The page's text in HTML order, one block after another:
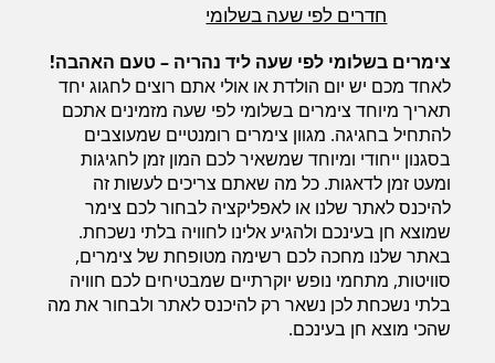
חדרים לפי שעה בחוף הכרמל
חדרים לפי שעה בחיפה קריות
חדרים לפי שעה בכנרת גליל תחתון עמקים
חדרים לפי שעה ברמת הגולן
חדרים לפי שעה בשלומי
צימרים בשלומי לפי שעה ליד נהריה – טעם האהבה!
לאחד מכם יש יום הולדת או אולי אתם רוצים לחגוג יחד
תאריך מיוחד צימרים בשלומי לפי שעה מזמינים אתכם
להתחיל בחגיגה. מגוון צימרים רומנטיים שמעוצבים
בסגנון ייחודי ומיוחד שמשאיר לכם המון זמן לחגיגות
ומעט זמן לדאגות. כל מה שאתם צריכים לעשות זה
להיכנס לאתר שלנו או לאפליקציה לבחור לכם צימר
שמוצא חן בעינכם ולהגיע אלינו לחוויה בלתי נשכחת.
באתר שלנו מחכה לכם רשימה מטופחת של צימרים,
סוויטות, מתחמי נופש יוקרתיים שמבטיחים לכם חוויה
בלתי נשכחת לכן נשאר רק להיכנס לאתר ולבחור את מה
שהכי מוצא חן בעינכם.